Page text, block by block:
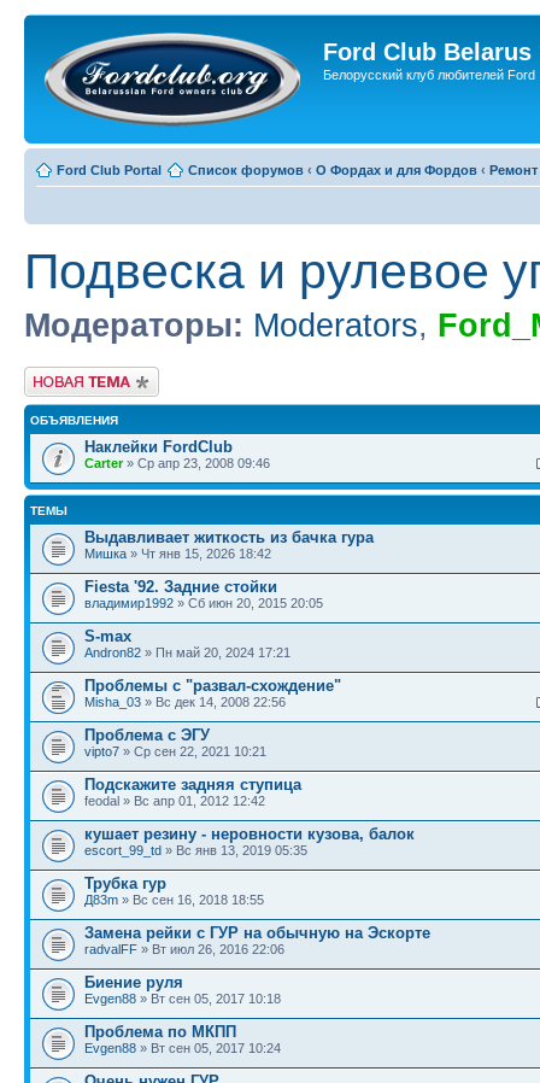
Ford Club Belarus
Белорусский клуб любителей Ford
Ford Club Portal Список форумов ‹ О Фордах и для Фордов ‹
Подвеска и рулевое
Модераторы: Moderators,
Новая тема
ОБЪЯВЛЕНИЯ
Наклейки FordClub
Carter» Ср апр 23, 2008 09:46
ТЕМЫ
Выдавливает житкость из бачка гура
Мишка » Чт янв 15, 2026 18:42
Fiesta '92. Задние стойки
владимир1992 » Сб июн 20, 2015 20:05
S-max
Andron82 » Пн май 20, 2024 17:21
Проблемы с "развал-схождение"
Misha_03 » Вс дек 14, 2008 22:56
Проблема с ЭГУ
vipto7 » Ср сен 22, 2021 10:21
Подскажите задняя ступица
feodal » Вс апр 01, 2012 12:42
кушает резину - неровности кузова, балок
escort_99_td » Вс янв 13, 2019 05:35
Трубка гур
Д83m » Вс сен 16, 2018 18:55
Замена рейки с ГУР на обычную на Эскорте
radvalFF » Вт июл 26, 2016 22:06
Биение руля
Evgen88 » Вт сен 05, 2017 10:18
Проблема по МКПП
Evgen88 » Вт сен 05, 2017 10:24